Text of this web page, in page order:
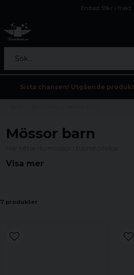
Endast 59kr i frakt
Sök...
Sista chansen! Utgående
Mössor barn
Visa mer
7 produkter